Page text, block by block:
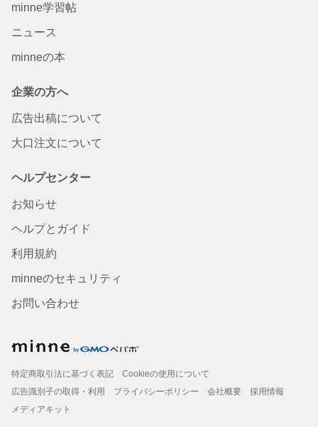
minne学習帖
ニュース
minneの本
企業の方へ
広告出稿について
大口注文について
ヘルプセンター
お知らせ
ヘルプとガイド
利用規約
minneのセキュリティ
お問い合わせ
特定商取引法に基づく表記
Cookieの使用について
広告識別子の取得・利用
プライバシーポリシー 会社概要
採用情報
メディアキット